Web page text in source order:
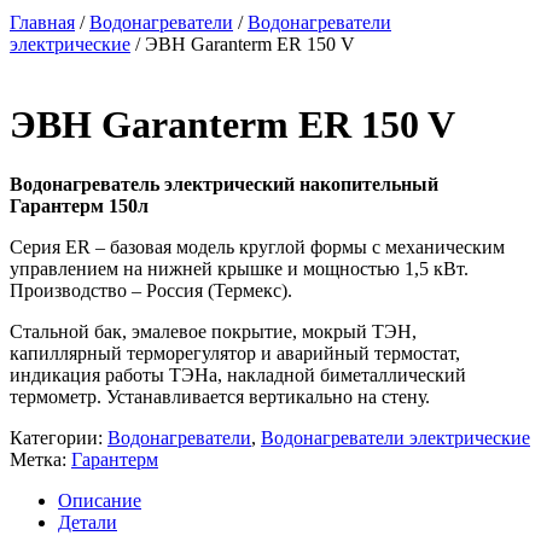
Главная /Водонагреватели /Водонагреватели
электрические / ЭВН Garanterm ER 150 V
ЭВН Garanterm ER 150 V
Водонагреватель электрический накопительный
Гарантерм 150л
Серия ER – базовая модель круглой формы с механическим
управлением на нижней крышке и мощностью 1,5 кВт.
Производство – Россия (Термекс).
Стальной бак, эмалевое покрытие, мокрый ТЭН,
капиллярный терморегулятор и аварийный термостат,
индикация работы ТЭНа, накладной биметаллический
термометр. Устанавливается вертикально на стену.
Категории: Водонагреватели, Водонагреватели электрические
Метка: Гарантерм
Описание
Детали